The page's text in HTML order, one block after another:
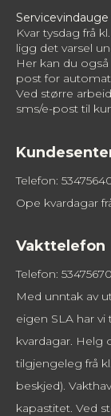
Kvar tysdag frå
ligg det varsel
Her kan du
post for
Ved større
sms/e-post til
Telefon:
Ope kvardagar
Vakttelefon
Telefon: 53475670
Med unntak av
eigen SLA har vi
kvardagar. Helg
tilgjengeleg frå
beskjed).
kapastitet. Ved